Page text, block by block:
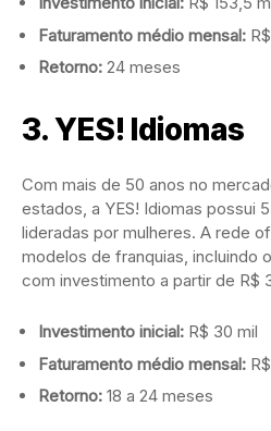
Faturamento médio mensal:
Retorno: 24 meses
3.YES! Idiomas
Com mais de 50 anos no
estados, a YES! Idiomas possui
lideradas por mulheres. A rede
modelos de franquias, incluindo
com investimento a partir de R$
Investimento inicial: R$ 30 mil
Faturamento médio mensal:
Retorno: 18 a 24 meses